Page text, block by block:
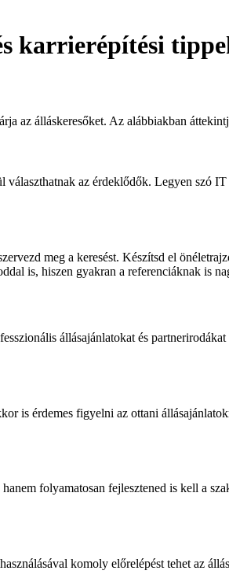
karrierépítési
az álláskeresőket. Az alábbiakban
az érdeklődők. Legyen szó
meg a keresést. Készítsd el
is, hiszen gyakran a referenciáknak is
állásajánlatokat és
is érdemes figyelni az ottani
folyamatosan fejlesztened is kell a
komoly előrelépést tehet az